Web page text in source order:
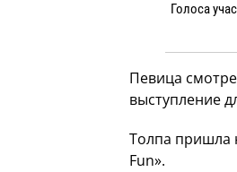
Голоса
Певица
выступление
Толпа пришла
Fun».